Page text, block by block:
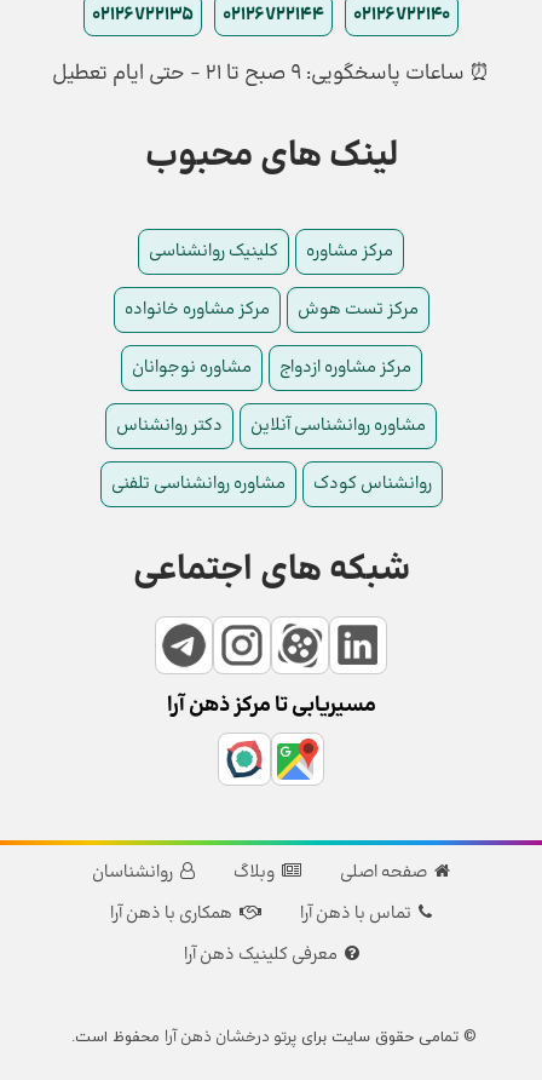
02126722140
02126722144
02126722135
⏰ ساعات پاسخگویی: ۹ صبح تا ۲۱ - حتی ایام تعطیل
لینک های محبوب
مرکز مشاوره کلینیک روانشناسی
مرکز تست هوش مرکز مشاوره خانواده
مرکز مشاوره ازدواج مشاوره نوجوانان
مشاوره روانشناسی آنلاین دکتر روانشناس
روانشناس کودک مشاوره روانشناسی تلفنی
شبکه های اجتماعی
مسیریابی تا مرکز ذهن آرا
صفحه اصلی وبلاگ
روانشناسان
تماس با ذهن آرا
همکاری با ذهن آرا
معرفی کلینیک ذهن آرا
© تمامی حقوق سایت برایپرتو درخشان ذهن آرا محفوظ است.